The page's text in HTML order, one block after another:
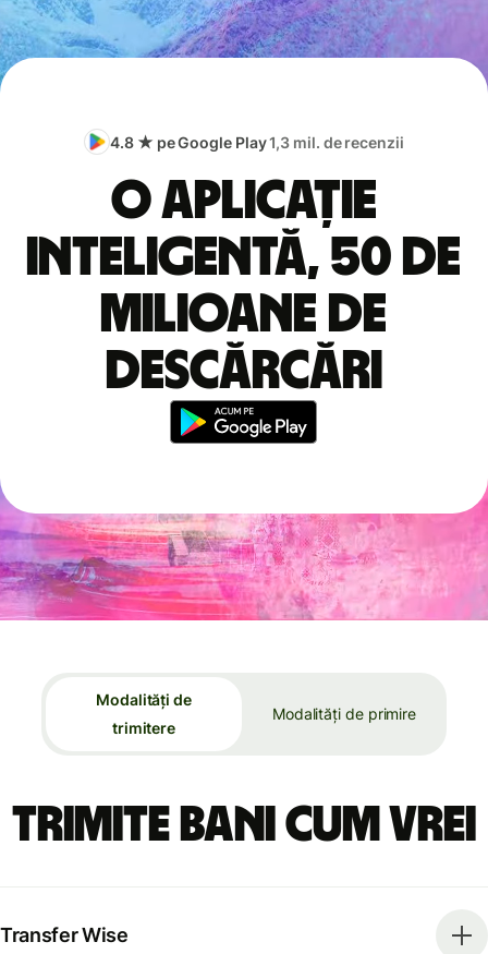
4.8 ★ pe Google Play1,3 mil. de recenzii
O aplicație
inteligentă, 50 de
milioane de
descărcări
Modalități de
trimitere
Modalități de primire
Trimite bani cum vrei
Transfer Wise